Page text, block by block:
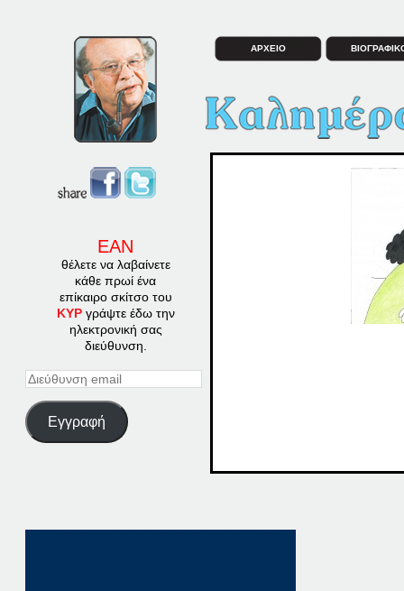
ΕΑΝ
θέλετε να λαβαίνετε
κάθε πρωί ένα
επίκαιρο σκίτσο του
ΚΥΡγράψτε έδω την
ηλεκτρονική σας
διεύθυνση.
Διεύθυνση
Εγγραφή
ΑΡΧΕΙΟ